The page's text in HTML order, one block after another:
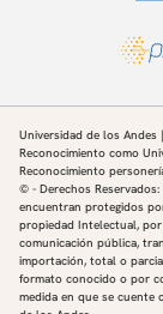
Universidad de los Andes
Reconocimiento como
Reconocimiento
© - Derechos
encuentran protegidos
propiedad Intelectual,
comunicación pública,
importación, total o
formato conocido o por
medida en que se cuente